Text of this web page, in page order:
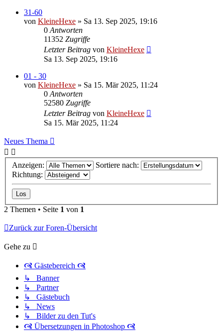
31-60
von KleineHexe » Sa 13. Sep 2025, 19:16
0 Antworten
11352 Zugriffe
Letzter Beitrag von KleineHexe
Sa 13. Sep 2025, 19:16
01 - 30
von KleineHexe » Sa 15. Mär 2025, 11:24
0 Antworten
52580 Zugriffe
Letzter Beitrag von KleineHexe
Sa 15. Mär 2025, 11:24
Neues Thema
Anzeigen:
Sortiere nach:
Richtung:
2 Themen • Seite 1 von 1
Zurück zur Foren-Übersicht
Gehe zu
🙧 Gästebereich 🙧
↳ Banner
↳ Partner
↳ Gästebuch
↳ News
↳ Bilder zu den Tut's
🙧 Übersetzungen in Photoshop 🙧